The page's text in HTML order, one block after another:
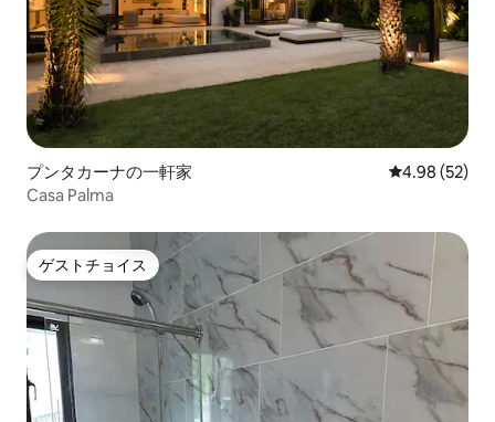
プンタカーナの一軒家 レビュー52
4.98 (52)
Casa Palma
ゲストチョイス
ゲストチョイス